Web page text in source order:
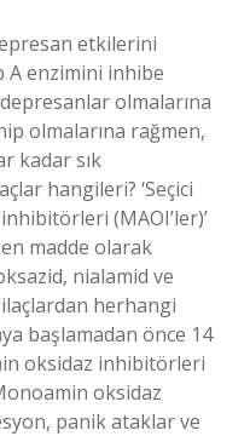
etkilerini
A enzimini inhibe
olmalarına
olmalarına rağmen,
kadar sık
hangileri? ‘Seçici
(MAOI’ler)’
madde olarak
nialamid ve
herhangi
başlamadan önce 14
oksidaz inhibitörleri
oksidaz
panik ataklar ve